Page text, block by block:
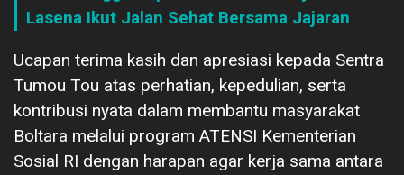
Lasena Ikut Jalan Sehat Bersama Jajaran
Ucapan terima kasih dan apresiasi kepada Sentra
Tumou Tou atas perhatian, kepedulian, serta
kontribusi nyata dalam membantu masyarakat
Boltara melalui program ATENSI Kementerian
Sosial RI dengan harapan agar kerja sama antara